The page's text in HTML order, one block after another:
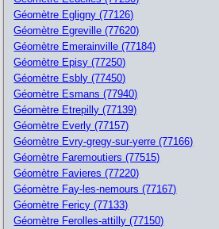
Géomètre Egligny (77126)
Géomètre Egreville (77620)
Géomètre Emerainville (77184)
Géomètre Episy (77250)
Géomètre Esbly (77450)
Géomètre Esmans (77940)
Géomètre Etrepilly (77139)
Géomètre Everly (77157)
Géomètre Evry-gregy-sur-yerre (77166)
Géomètre Faremoutiers (77515)
Géomètre Favieres (77220)
Géomètre Fay-les-nemours (77167)
Géomètre Fericy (77133)
Géomètre Ferolles-attilly (77150)